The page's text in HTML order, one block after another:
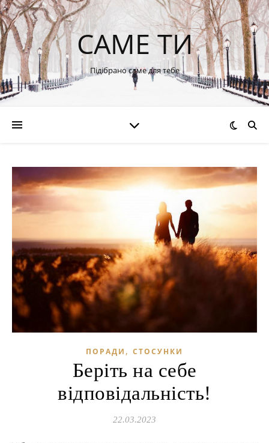
САМЕ ТИ
Підібрано саме для тебе
ПОРАДИ , СТОСУНКИ
Беріть на себе
відповідальність!
22.03.2023